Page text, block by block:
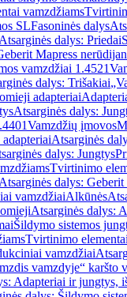
vamzdžiams
SLFasoninės dalys
Atsarginės dalys: Priedai
Mapress
vamzdžiai 1.4521
dalys: Trišakiai
adapteriai
Atsarginės dalys:
Vamzdžių įmovos
Atsarginės
dalys: Jungtys
Tvirtinimo
Atsarginės dalys:
vamzdžiaiAlkūnės
Atsarginės dalys:
Šildymo sistemos
Tvirtinimo
vamzdžiai
vamzdyje“ karšto
Adapteriai ir jungtys,